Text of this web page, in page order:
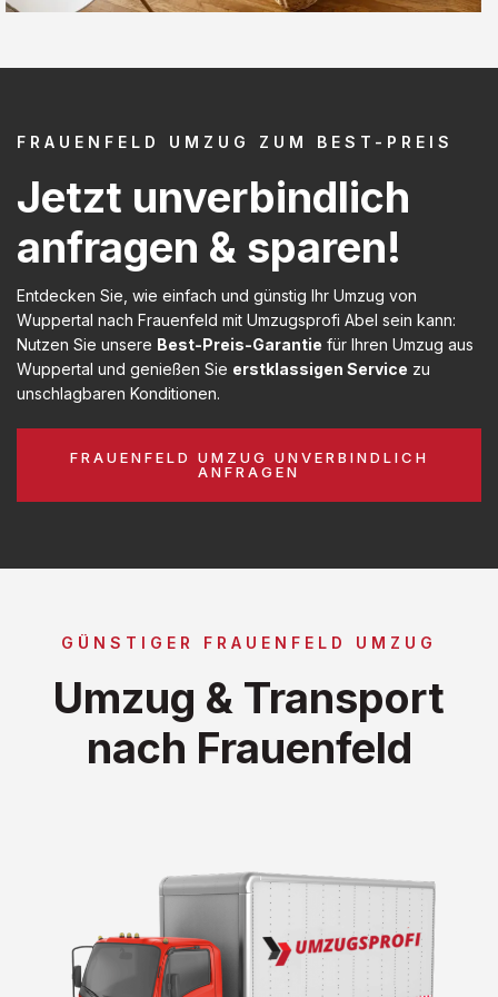
FRAUENFELD UMZUG ZUM BEST-PREIS
Jetzt unverbindlich
anfragen & sparen!
Entdecken Sie, wie einfach und günstig Ihr Umzug von
Wuppertal nach Frauenfeld mit Umzugsprofi Abel sein kann:
Nutzen Sie unsere Best-Preis-Garantie für Ihren Umzug aus
Wuppertal und genießen Sie erstklassigen Service zu
unschlagbaren Konditionen.
FRAUENFELD UMZUG UNVERBINDLICH
ANFRAGEN
GÜNSTIGER FRAUENFELD UMZUG
Umzug & Transport
nach Frauenfeld